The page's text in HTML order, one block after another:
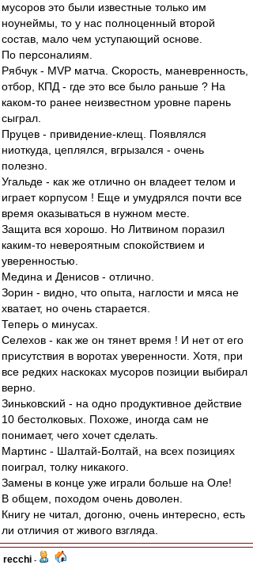
мусоров это были известные только им
ноунеймы, то у нас полноценный второй
состав, мало чем уступающий основе.
По персоналиям.
Рябчук - MVP матча. Скорость, маневренность,
отбор, КПД - где это все было раньше ? На
каком-то ранее неизвестном уровне парень
сыграл.
Пруцев - привидение-клещ. Появлялся
ниоткуда, цеплялся, вгрызался - очень
полезно.
Угальде - как же отлично он владеет телом и
играет корпусом ! Еще и умудрялся почти все
время оказываться в нужном месте.
Защита вся хорошо. Но Литвином поразил
каким-то невероятным спокойствием и
уверенностью.
Медина и Денисов - отлично.
Зорин - видно, что опыта, наглости и мяса не
хватает, но очень старается.
Теперь о минусах.
Селехов - как же он тянет время ! И нет от его
присутствия в воротах уверенности. Хотя, при
все редких наскоках мусоров позиции выбирал
верно.
Зиньковский - на одно продуктивное действие
10 бестолковых. Похоже, иногда сам не
понимает, чего хочет сделать.
Мартинс - Шалтай-Болтай, на всех позициях
поиграл, толку никакого.
Замены в конце уже играли больше на Оле!
В общем, походом очень доволен.
Книгу не читал, догоню, очень интересно, есть
ли отличия от живого взгляда.
recchi -